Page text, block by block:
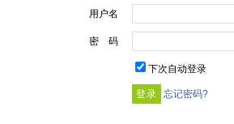
用户名
密 码
下次自动登录
忘记密码?